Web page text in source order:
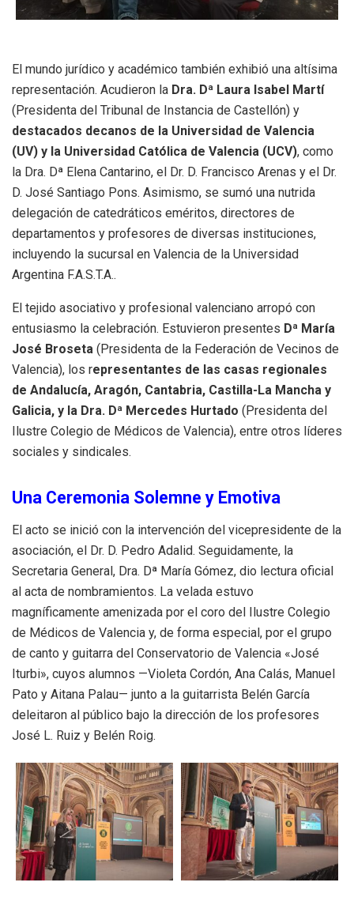
El mundo jurídico y académico también exhibió una altísima
representación. Acudieron la Dra. Dª Laura Isabel Martí
(Presidenta del Tribunal de Instancia de Castellón) y
destacados decanos de la Universidad de Valencia
(UV) y la Universidad Católica de Valencia (UCV), como
la Dra. Dª Elena Cantarino, el Dr. D. Francisco Arenas y el Dr.
D. José Santiago Pons. Asimismo, se sumó una nutrida
delegación de catedráticos eméritos, directores de
departamentos y profesores de diversas instituciones,
incluyendo la sucursal en Valencia de la Universidad
Argentina F.A.S.T.A..
El tejido asociativo y profesional valenciano arropó con
entusiasmo la celebración. Estuvieron presentes Dª María
José Broseta (Presidenta de la Federación de Vecinos de
Valencia), los representantes de las casas regionales
de Andalucía, Aragón, Cantabria, Castilla-La Mancha y
Galicia, y la Dra. Dª Mercedes Hurtado (Presidenta del
Ilustre Colegio de Médicos de Valencia), entre otros líderes
sociales y sindicales.
Una Ceremonia Solemne y Emotiva
El acto se inició con la intervención del vicepresidente de la
asociación, el Dr. D. Pedro Adalid. Seguidamente, la
Secretaria General, Dra. Dª María Gómez, dio lectura oficial
al acta de nombramientos. La velada estuvo
magníficamente amenizada por el coro del Ilustre Colegio
de Médicos de Valencia y, de forma especial, por el grupo
de canto y guitarra del Conservatorio de Valencia «José
Iturbi», cuyos alumnos —Violeta Cordón, Ana Calás, Manuel
Pato y Aitana Palau— junto a la guitarrista Belén García
deleitaron al público bajo la dirección de los profesores
José L. Ruiz y Belén Roig.